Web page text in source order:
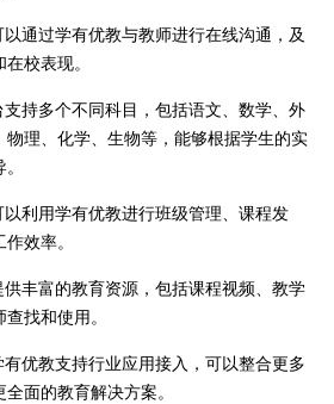
通过学有优教与教师进行在线沟通，及
校表现。
持多个不同科目，包括语文、数学、外
理、化学、生物等，能够根据学生的实
利用学有优教进行班级管理、课程发
效率。
丰富的教育资源，包括课程视频、教学
找和使用。
优教支持行业应用接入，可以整合更多
面的教育解决方案。